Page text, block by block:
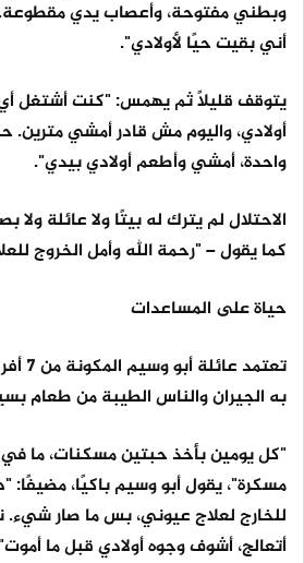
وبطني مفتوحة، وأعصاب يدي
أني بقيت حيًا لأولادي".
يتوقف قليلاً ثم يهمس: "كنت أشتغل
أولادي، واليوم مش قادر أمشي
واحدة، أمشي وأطعم أولادي بيدي".
الاحتلال لم يترك له بيتًا ولا عائلة ولا
كما يقول – "رحمة الله وأمل الخروج
حياة على المساعدات
به الجيران والناس الطيبة من طعام
"كل يومين بأخذ حبتين مسكنات، ما في
مسكرة"، يقول أبو وسيم باكيًا، مضيفًا:
للخارج لعلاج عيوني، بس ما صار
أتعالج، أشوف وجوه أولادي قبل ما